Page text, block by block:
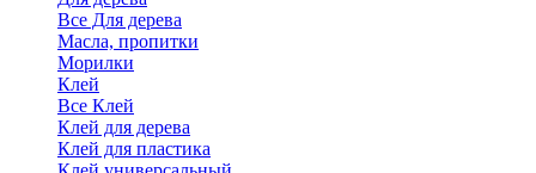
Все Для дерева
Масла, пропитки
Морилки
Клей
Все Клей
Клей для дерева
Клей для пластика